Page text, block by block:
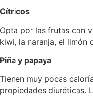
Cítricos
Opta por las frutas con
kiwi, la naranja, el limón
Piña y papaya
Tienen muy pocas
propiedades diuréticas.